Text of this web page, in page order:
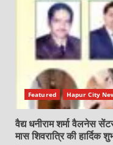
Featured Hapur City
वैद्य धनीराम शर्मा वैलनेस
मास शिवरात्रि की हार्दिक